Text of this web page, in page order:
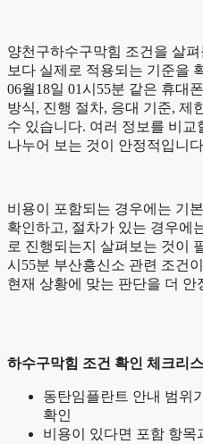
양천구하수구막힘 조건을 살
보다 실제로 적용되는 기준을
06월18일 01시55분 같은 휴대
방식, 진행 절차, 응대 기준, 제
수 있습니다. 여러 정보를 비
나누어 보는 것이 안정적입니
비용이 포함되는 경우에는 기
확인하고, 절차가 있는 경우에
로 진행되는지 살펴보는 것이
시55분 부산흥신소 관련 조건
현재 상황에 맞는 판단을 더 안
하수구막힘 조건 확인 체크리
동탄임플란트 안내 범위
확인
비용이 있다면 포함 항목